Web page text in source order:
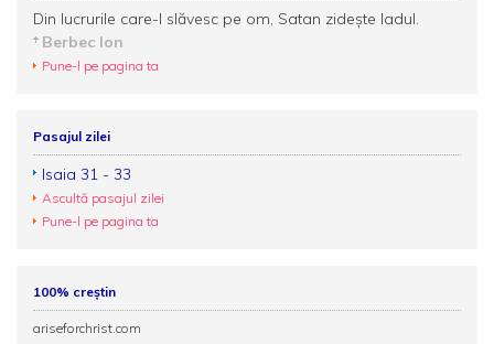
Din lucrurile care-l slăvesc pe om, Satan zidește Iadul.
Berbec Ion
Pune-l pe pagina ta
Pasajul zilei
Isaia 31 - 33
Ascultă pasajul zilei
Pune-l pe pagina ta
100% creștin
ariseforchrist.com